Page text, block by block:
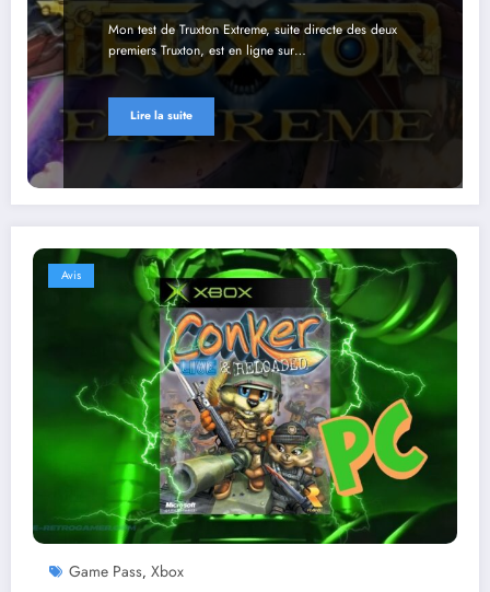
Mon test de Truxton Extreme, suite directe des deux
premiers Truxton, est en ligne sur…
Lire la suite
Avis
Game Pass, Xbox